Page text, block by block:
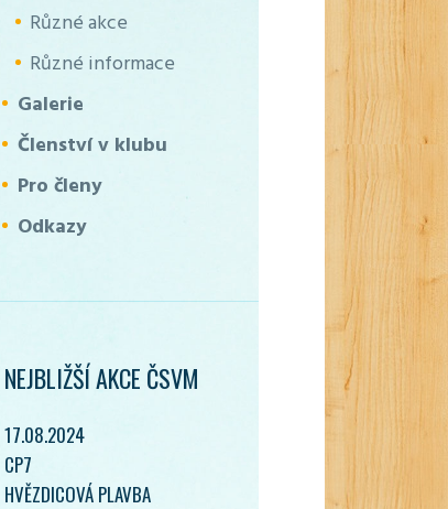
Různé akce
Různé informace
Galerie
Členství v klubu
Pro členy
Odkazy
NEJBLIŽŠÍ AKCE ČSVM
17.08.2024
CP7
HVĚZDICOVÁ PLAVBA